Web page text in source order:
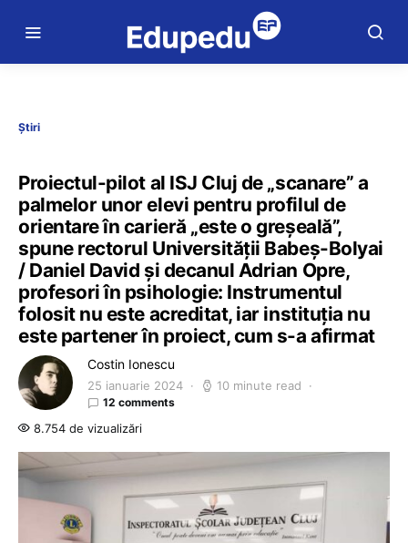
Știri
Proiectul-pilot al ISJ Cluj de „scanare” a
palmelor unor elevi pentru profilul de
orientare în carieră „este o greșeală”,
spune rectorul Universității Babeș-Bolyai
/ Daniel David și decanul Adrian Opre,
profesori în psihologie: Instrumentul
folosit nu este acreditat, iar instituția nu
este partener în proiect, cum s-a afirmat
Costin Ionescu
25 ianuarie 2024 10 minute read
12 comments
8.754 de vizualizări